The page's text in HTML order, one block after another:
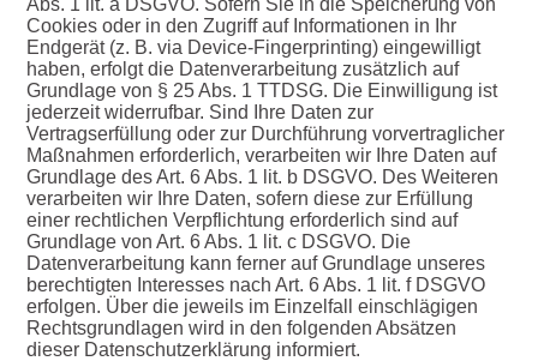
Abs. 1 lit. a DSGVO. Sofern Sie in die Speicherung von
Cookies oder in den Zugriff auf Informationen in Ihr
Endgerät (z. B. via Device-Fingerprinting) eingewilligt
haben, erfolgt die Datenverarbeitung zusätzlich auf
Grundlage von § 25 Abs. 1 TTDSG. Die Einwilligung ist
jederzeit widerrufbar. Sind Ihre Daten zur
Vertragserfüllung oder zur Durchführung vorvertraglicher
Maßnahmen erforderlich, verarbeiten wir Ihre Daten auf
Grundlage des Art. 6 Abs. 1 lit. b DSGVO. Des Weiteren
verarbeiten wir Ihre Daten, sofern diese zur Erfüllung
einer rechtlichen Verpflichtung erforderlich sind auf
Grundlage von Art. 6 Abs. 1 lit. c DSGVO. Die
Datenverarbeitung kann ferner auf Grundlage unseres
berechtigten Interesses nach Art. 6 Abs. 1 lit. f DSGVO
erfolgen. Über die jeweils im Einzelfall einschlägigen
Rechtsgrundlagen wird in den folgenden Absätzen
dieser Datenschutzerklärung informiert.